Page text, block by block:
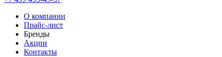
О компании
Прайс-лист
Бренды
Акции
Контакты